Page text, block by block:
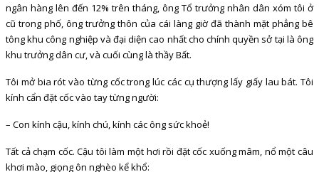
ngân hàng lên đến 12% trên tháng, ông Tổ trưởng nhân dân xóm tôi ở
cũ trong phố, ông trưởng thôn của cái làng giờ đã thành mặt phẳng bê
tông khu công nghiệp và đại diện cao nhất cho chính quyền sở tại là ông
khu trưởng dân cư, và cuối cùng là thầy Bất.
Tôi mở bia rót vào từng cốc trong lúc các cụ thượng lấy giấy lau bát. Tôi
kính cẩn đặt cốc vào tay từng người:
– Con kính cậu, kính chú, kính các ông sức khoẻ!
Tất cả chạm cốc. Cậu tôi làm một hơi rồi đặt cốc xuống mâm, nổ một câu
khơi mào, giọng ôn nghèo kể khổ: